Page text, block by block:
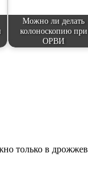
Можно ли делать
колоноскопию при
ОРВИ
только в